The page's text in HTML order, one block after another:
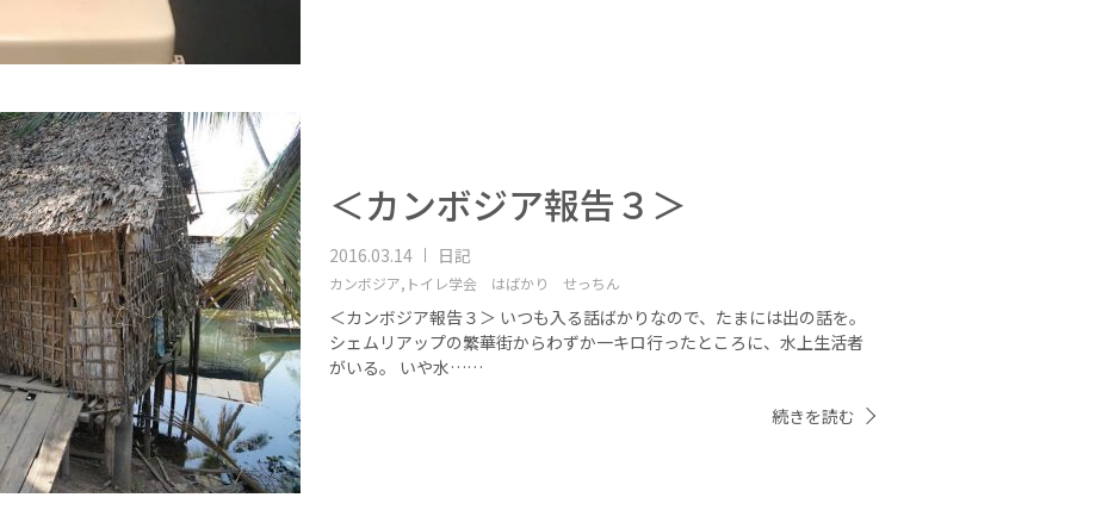
＜カンボジア報告３＞
2016.03.14 日記
カンボジア, トイレ学会 はばかり せっちん
＜カンボジア報告３＞ いつも入る話ばかりなので、たまには出の話を。
シェムリアップの繁華街からわずか一キロ行ったところに、水上生活者
がいる。 いや水……
続きを読む